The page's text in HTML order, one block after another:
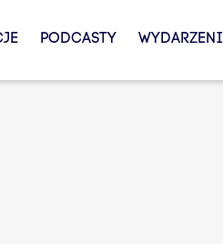
PODCASTY